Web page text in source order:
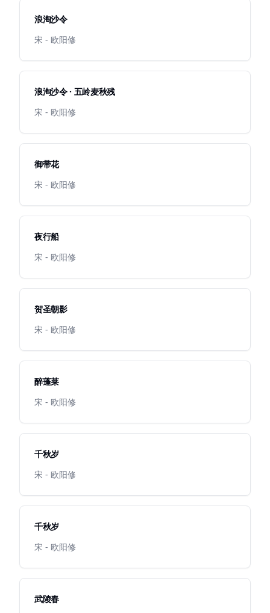
浪淘沙令
宋 - 欧阳修
浪淘沙令 · 五岭麦秋残
宋 - 欧阳修
御带花
宋 - 欧阳修
夜行船
宋 - 欧阳修
贺圣朝影
宋 - 欧阳修
醉蓬莱
宋 - 欧阳修
千秋岁
宋 - 欧阳修
千秋岁
宋 - 欧阳修
武陵春